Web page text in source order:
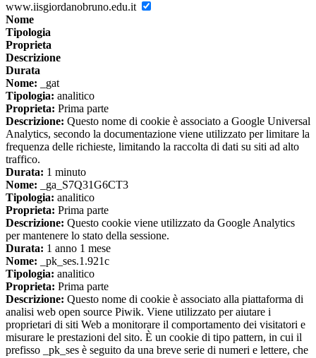
www.iisgiordanobruno.edu.it
Nome
Tipologia
Proprieta
Descrizione
Durata
Nome: _gat
Tipologia: analitico
Proprieta: Prima parte
Descrizione: Questo nome di cookie è associato a Google Universal
Analytics, secondo la documentazione viene utilizzato per limitare la
frequenza delle richieste, limitando la raccolta di dati su siti ad alto
traffico.
Durata: 1 minuto
Nome: _ga_S7Q31G6CT3
Tipologia: analitico
Proprieta: Prima parte
Descrizione: Questo cookie viene utilizzato da Google Analytics
per mantenere lo stato della sessione.
Durata: 1 anno 1 mese
Nome: _pk_ses.1.921c
Tipologia: analitico
Proprieta: Prima parte
Descrizione: Questo nome di cookie è associato alla piattaforma di
analisi web open source Piwik. Viene utilizzato per aiutare i
proprietari di siti Web a monitorare il comportamento dei visitatori e
misurare le prestazioni del sito. È un cookie di tipo pattern, in cui il
prefisso _pk_ses è seguito da una breve serie di numeri e lettere, che